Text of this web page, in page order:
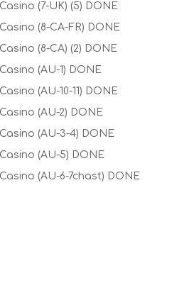
(7-UK) (5) DONE
(8-CA-FR) DONE
(8-CA) (2) DONE
(AU-1) DONE
(AU-10-11) DONE
(AU-2) DONE
(AU-3-4) DONE
(AU-5) DONE
(AU-6-7chast) DONE